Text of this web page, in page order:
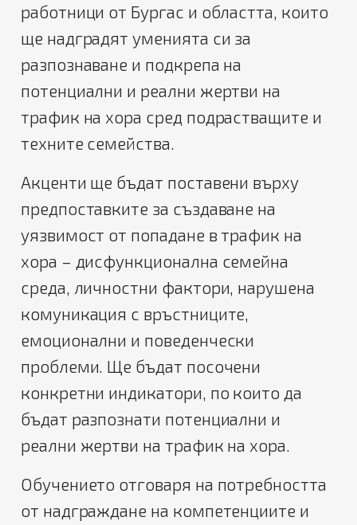
работници от Бургас и областта, които
ще надградят уменията си за
разпознаване и подкрепа на
потенциални и реални жертви на
трафик на хора сред подрастващите и
техните семейства.
Акценти ще бъдат поставени върху
предпоставките за създаване на
уязвимост от попадане в трафик на
хора – дисфункционална семейна
среда, личностни фактори, нарушена
комуникация с връстниците,
емоционални и поведенчески
проблеми. Ще бъдат посочени
конкретни индикатори, по които да
бъдат разпознати потенциални и
реални жертви на трафик на хора.
Обучението отговаря на потребността
от надграждане на компетенциите и